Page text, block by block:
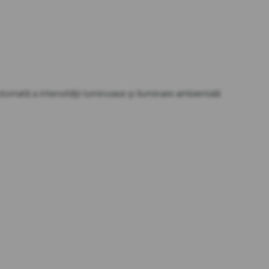
a intensității luminoase și iluminare ambientală